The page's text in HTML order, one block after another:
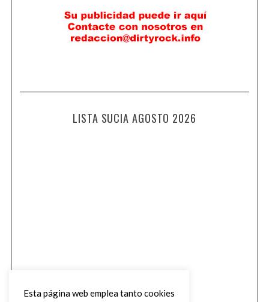
LISTA SUCIA AGOSTO 2026
Esta página web emplea tanto cookies